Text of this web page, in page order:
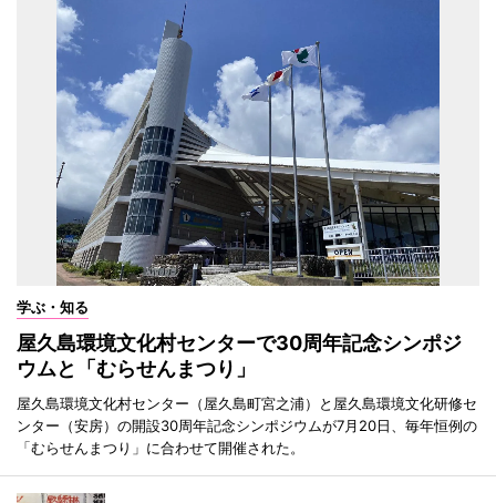
学ぶ・知る
屋久島環境文化村センターで30周年記念シンポジ
ウムと「むらせんまつり」
屋久島環境文化村センター（屋久島町宮之浦）と屋久島環境文化研修セ
ンター（安房）の開設30周年記念シンポジウムが7月20日、毎年恒例の
「むらせんまつり」に合わせて開催された。